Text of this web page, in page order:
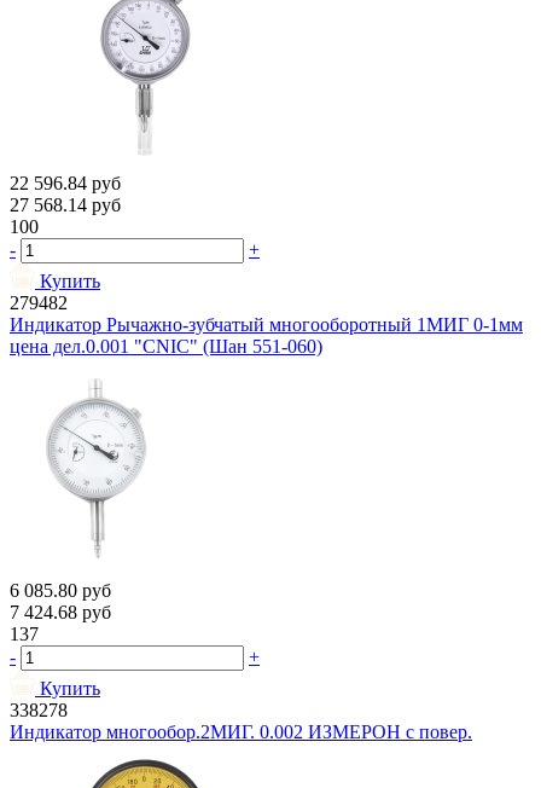
22 596.84 руб
27 568.14 руб
100
-
+
Купить
279482
Индикатор Рычажно-зубчатый многооборотный 1МИГ 0-1мм
цена дел.0.001 "CNIC" (Шан 551-060)
6 085.80 руб
7 424.68 руб
137
-
+
Купить
338278
Индикатор многообор.2МИГ. 0.002 ИЗМЕРОН с повер.